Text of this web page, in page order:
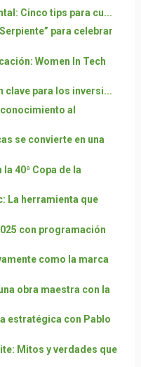
Cinco tips para cu...
para celebrar
Women In Tech
clave para los inversi...
al
se convierte en una
40ª Copa de la
La herramienta que
con programación
como la marca
obra maestra con la
estratégica con Pablo
Mitos y verdades que